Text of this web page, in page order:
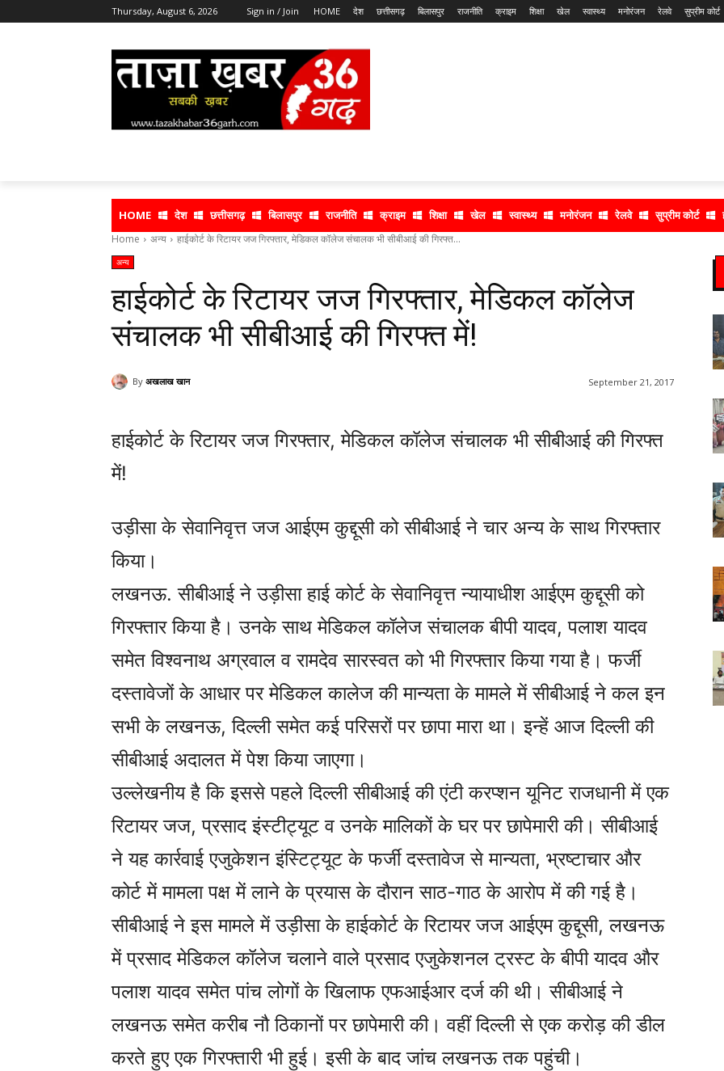
Thursday, August 6, 2026 Sign in / Join HOME देश छत्तीसगढ़ बिलासपुर राजनीति क्राइम शिक्षा खेल स्वास्थ्य मनोरंजन रेलवे सुप्रीम कोर्ट
HOME देश छत्तीसगढ़ बिलासपुर राजनीति क्राइम शिक्षा खेल स्वास्थ्य मनोरंजन रेलवे सुप्रीम कोर्ट
Home अन्य हाईकोर्ट के रिटायर जज गिरफ्तार, मेडिकल कॉलेज संचालक भी सीबीआई की गिरफ्त...
अन्य
हाईकोर्ट के रिटायर जज गिरफ्तार, मेडिकल कॉलेज
संचालक भी सीबीआई की गिरफ्त में!
By अखलाख खान September 21, 2017
हाईकोर्ट के रिटायर जज गिरफ्तार, मेडिकल कॉलेज संचालक भी सीबीआई की गिरफ्त
में!
उड़ीसा के सेवानिवृत्त जज आईएम कुद्दूसी को सीबीआई ने चार अन्य के साथ गिरफ्तार
किया।
लखनऊ. सीबीआई ने उड़ीसा हाई कोर्ट के सेवानिवृत्त न्यायाधीश आईएम कुद्दूसी को
गिरफ्तार किया है। उनके साथ मेडिकल कॉलेज संचालक बीपी यादव, पलाश यादव
समेत विश्वनाथ अग्रवाल व रामदेव सारस्वत को भी गिरफ्तार किया गया है। फर्जी
दस्तावेजों के आधार पर मेडिकल कालेज की मान्यता के मामले में सीबीआई ने कल इन
सभी के लखनऊ, दिल्ली समेत कई परिसरों पर छापा मारा था। इन्हें आज दिल्ली की
सीबीआई अदालत में पेश किया जाएगा।
उल्लेखनीय है कि इससे पहले दिल्ली सीबीआई की एंटी करप्शन यूनिट राजधानी में एक
रिटायर जज, प्रसाद इंस्टीट्यूट व उनके मालिकों के घर पर छापेमारी की। सीबीआई
ने यह कार्रवाई एजुकेशन इंस्टिट्यूट के फर्जी दस्तावेज से मान्यता, भ्रष्टाचार और
कोर्ट में मामला पक्ष में लाने के प्रयास के दौरान साठ-गाठ के आरोप में की गई है।
सीबीआई ने इस मामले में उड़ीसा के हाईकोर्ट के रिटायर जज आईएम कुद्दूसी, लखनऊ
में प्रसाद मेडिकल कॉलेज चलाने वाले प्रसाद एजुकेशनल ट्रस्ट के बीपी यादव और
पलाश यादव समेत पांच लोगों के खिलाफ एफआईआर दर्ज की थी। सीबीआई ने
लखनऊ समेत करीब नौ ठिकानों पर छापेमारी की। वहीं दिल्ली से एक करोड़ की डील
करते हुए एक गिरफ्तारी भी हुई। इसी के बाद जांच लखनऊ तक पहुंची।